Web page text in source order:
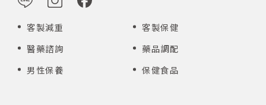
客製減重
客製保健
醫藥諮詢
藥品調配
男性保養
保健食品